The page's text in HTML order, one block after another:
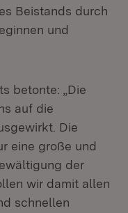
Beistands durch
und
betonte: „Die
auf die
Die
eine große und
der
wir damit allen
schnellen